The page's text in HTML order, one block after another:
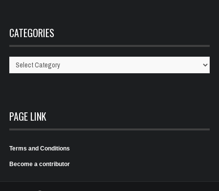
CATEGORIES
Categories
PAGE LINK
Terms and Conditions
Become a contributor